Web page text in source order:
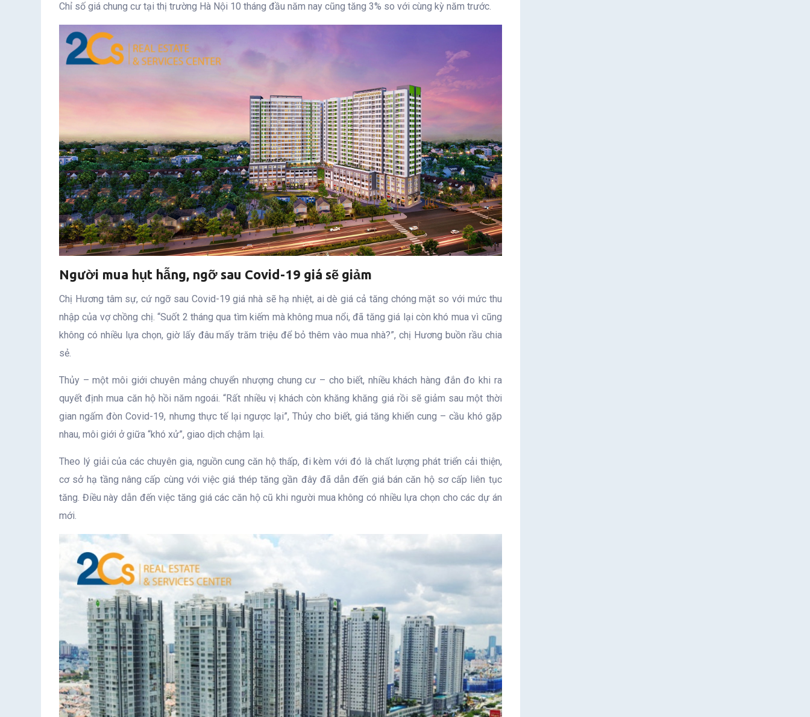
Chỉ số giá chung cư tại thị trường Hà Nội 10 tháng đầu năm nay cũng tăng 3% so với cùng kỳ năm trước.
Người mua hụt hẫng, ngỡ sau Covid-19 giá sẽ giảm
Chị Hương tâm sự, cứ ngỡ sau Covid-19 giá nhà sẽ hạ nhiệt, ai dè giá cả tăng chóng mặt so với mức thu
nhập của vợ chồng chị. “Suốt 2 tháng qua tìm kiếm mà không mua nổi, đã tăng giá lại còn khó mua vì cũng
không có nhiều lựa chọn, giờ lấy đâu mấy trăm triệu để bỏ thêm vào mua nhà?”, chị Hương buồn rầu chia
sẻ.
Thủy – một môi giới chuyên mảng chuyển nhượng chung cư – cho biết, nhiều khách hàng đắn đo khi ra
quyết định mua căn hộ hồi năm ngoái. “Rất nhiều vị khách còn khăng khăng giá rồi sẽ giảm sau một thời
gian ngấm đòn Covid-19, nhưng thực tế lại ngược lại”, Thủy cho biết, giá tăng khiến cung – cầu khó gặp
nhau, môi giới ở giữa “khó xử”, giao dịch chậm lại.
Theo lý giải của các chuyên gia, nguồn cung căn hộ thấp, đi kèm với đó là chất lượng phát triển cải thiện,
cơ sở hạ tầng nâng cấp cùng với việc giá thép tăng gần đây đã dẫn đến giá bán căn hộ sơ cấp liên tục
tăng. Điều này dẫn đến việc tăng giá các căn hộ cũ khi người mua không có nhiều lựa chọn cho các dự án
mới.